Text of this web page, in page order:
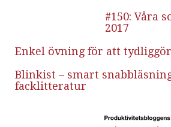
#150: Våra
2017
Enkel övning för att
Blinkist – smart
facklitteratur